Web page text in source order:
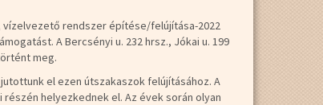
rendszer építése/felújítása-2022
A Bercsényi u. 232 hrsz., Jókai u. 199
meg.
el ezen útszakaszok felújításához. A
helyezkednek el. Az évek során olyan